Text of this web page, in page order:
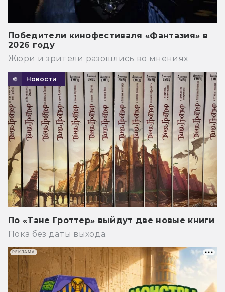
Победители кинофестиваля «Фантазия» в
2026 году
Жюри и зрители разошлись во мнениях
Новости
По «Тане Гроттер» выйдут две новые книги
Пока без даты выхода.
РЕКЛАМА